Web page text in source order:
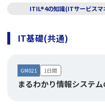
ITIL®4の知識(ITサービスマ
IT基礎(共通)
GM021
まるわかり情報システ
1日間